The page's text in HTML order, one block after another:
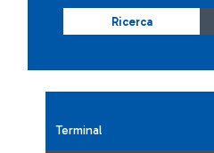
Ricerca
Terminal